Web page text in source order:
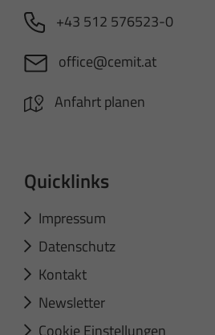
+43 512 576523-0
office@cemit.at
Anfahrt planen
Quicklinks
Impressum
Datenschutz
Kontakt
Newsletter
Cookie Einstellungen